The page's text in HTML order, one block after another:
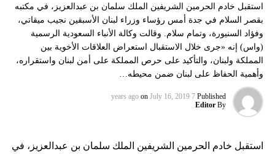
استقبل خادم الحرمين الشريفين الملك سلمان بن عبدالعزيز، في مكتبه
بقصر السلام في جدة أمس رؤساء وزراء لبنان الأسبقين نجيب ميقاتي،
وفؤاد السنيورة، وتمام سلام. وقالت وكالة الأنباء السعودية الرسمية
(واس) إنه «جرى خلال الاستقبال استعراض العلاقات الأخوية بين
المملكة ولبنان، والتأكيد على حرص المملكة على أمن لبنان واستقراره،
وأهمية الحفاظ على لبنان ضمن محيطه…
Published
7 years ago
on July 16, 2019
By
Editor
استقبل خادم الحرمين الشريفين الملك سلمان بن عبدالعزيز، في